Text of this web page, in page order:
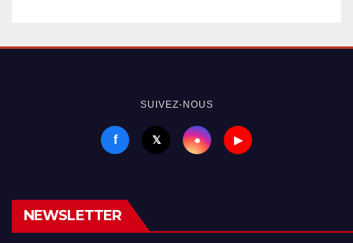
SUIVEZ-NOUS
f 𝕏 ● ▶
NEWSLETTER